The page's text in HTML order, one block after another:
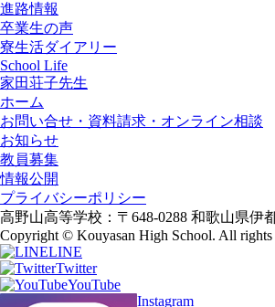
進路情報
卒業生の声
寮生活ダイアリー
School Life
家田荘子先生
ホーム
お問い合せ・資料請求・オンライン相談
お知らせ
教員募集
情報公開
プライバシーポリシー
高野山高等学校：〒648-0288 和歌山県伊
Copyright © Kouyasan High School. All rights
LINE
Twitter
YouTube
Instagram